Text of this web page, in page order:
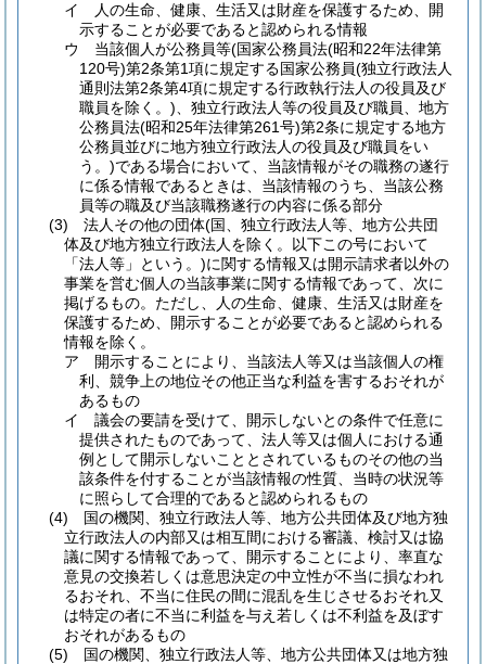
イ
人の生命、健康、生活又は財産を保護するため、開
示することが必要であると認められる情報
ウ
当該個人が公務員等(国家公務員法(昭和22年法律第
120号)第2条第1項に規定する国家公務員(独立行政法人
通則法第2条第4項に規定する行政執行法人の役員及び
職員を除く。) 、独立行政法人等の役員及び職員、地方
公務員法(昭和25年法律第261号)第2条に規定する地方
公務員並びに地方独立行政法人の役員及び職員をい
う。)である場合において、当該情報がその職務の遂行
に係る情報であるときは、当該情報のうち、当該公務
員等の職及び当該職務遂行の内容に係る部分
(3)
法人その他の団体(国、独立行政法人等、地方公共団
体及び地方独立行政法人を除く。以下この号において
「法人等」という。)に関する情報又は開示請求者以外の
事業を営む個人の当該事業に関する情報であって、次に
掲げるもの。 ただし、人の生命、健康、生活又は財産を
保護するため、開示することが必要であると認められる
情報を除く。
ア
開示することにより、当該法人等又は当該個人の権
利、競争上の地位その他正当な利益を害するおそれが
あるもの
イ
議会の要請を受けて、開示しないとの条件で任意に
提供されたものであって、法人等又は個人における通
例として開示しないこととされているものその他の当
該条件を付することが当該情報の性質、当時の状況等
に照らして合理的であると認められるもの
(4)
国の機関、独立行政法人等、地方公共団体及び地方独
立行政法人の内部又は相互間における審議、検討又は協
議に関する情報であって、開示することにより、率直な
意見の交換若しくは意思決定の中立性が不当に損なわれ
るおそれ、不当に住民の間に混乱を生じさせるおそれ又
は特定の者に不当に利益を与え若しくは不利益を及ぼす
おそれがあるもの
(5)
国の機関、独立行政法人等、地方公共団体又は地方独